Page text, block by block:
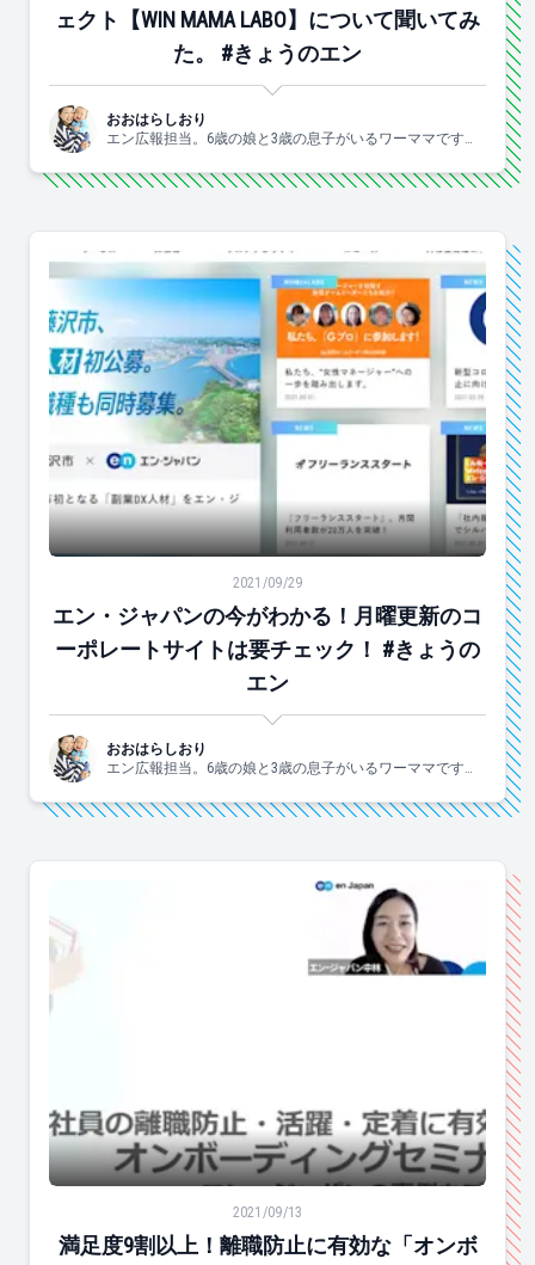
ェクト【WIN MAMA LABO】について聞いてみ
た。 #きょうのエン
おおはらしおり
エン広報担当。6歳の娘と3歳の息子がいるワーママです。
芸、爆買、歌う、ジャニーズ。
エン・ジャパンの今がわかる！月曜更新のコーポレー
2021/09/29
エン・ジャパンの今がわかる！月曜更新のコ
ーポレートサイトは要チェック！ #きょうの
エン
おおはらしおり
エン広報担当。6歳の娘と3歳の息子がいるワーママです。
芸、爆買、歌う、ジャニーズ。
満足度9割以上！離職防止に有効な「オンボーディング
2021/09/13
満足度9割以上！離職防止に有効な「オンボ